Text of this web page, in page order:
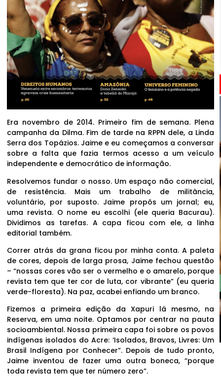
Era novembro de 2014. Primeiro fim de semana. Plena
campanha da Dilma. Fim de tarde na RPPN dele, a Linda
Serra dos Topázios. Jaime e eu começamos a conversar
sobre a falta que fazia termos acesso a um veículo
independente e democrático de informação.
Resolvemos fundar o nosso. Um espaço não comercial,
de resistência. Mais um trabalho de militância,
voluntário, por suposto. Jaime propôs um jornal; eu,
uma revista. O nome eu escolhi (ele queria Bacurau).
Dividimos as tarefas. A capa ficou com ele, a linha
editorial também.
Correr atrás da grana ficou por minha conta. A paleta
de cores, depois de larga prosa, Jaime fechou questão
– “nossas cores vão ser o vermelho e o amarelo, porque
revista tem que ter cor de luta, cor vibrante” (eu queria
verde-floresta). Na paz, acabei enfiando um branco.
Fizemos a primeira edição da Xapuri lá mesmo, na
Reserva, em uma noite. Optamos por centrar na pauta
socioambiental. Nossa primeira capa foi sobre os povos
indígenas isolados do Acre: ‘Isolados, Bravos, Livres: Um
Brasil Indígena por Conhecer”. Depois de tudo pronto,
Jaime inventou de fazer uma outra boneca, “porque
toda revista tem que ter número zero”.